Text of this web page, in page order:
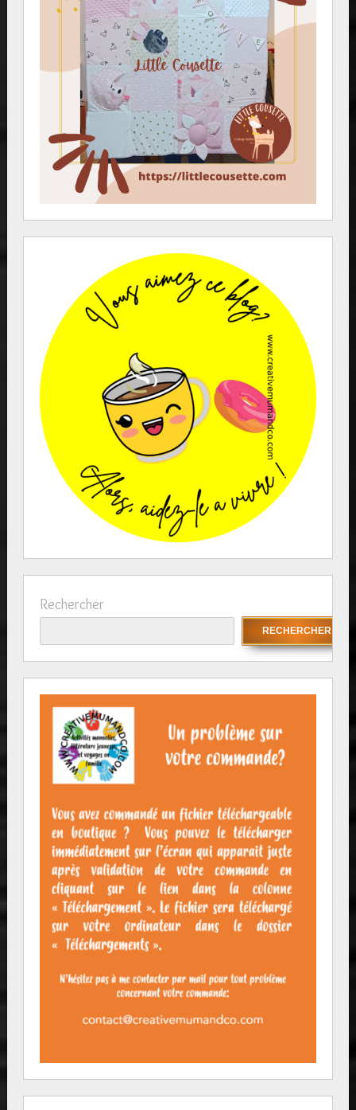
Rechercher
RECHERCHER